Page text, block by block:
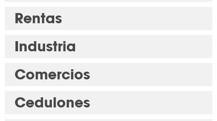
Rentas
Industria
Comercios
Cedulones